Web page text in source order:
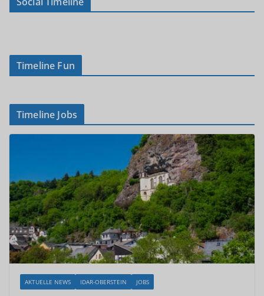
Timeline Fun
Timeline Jobs
AKTUELLE NEWS IDAR-OBERSTEIN JOBS